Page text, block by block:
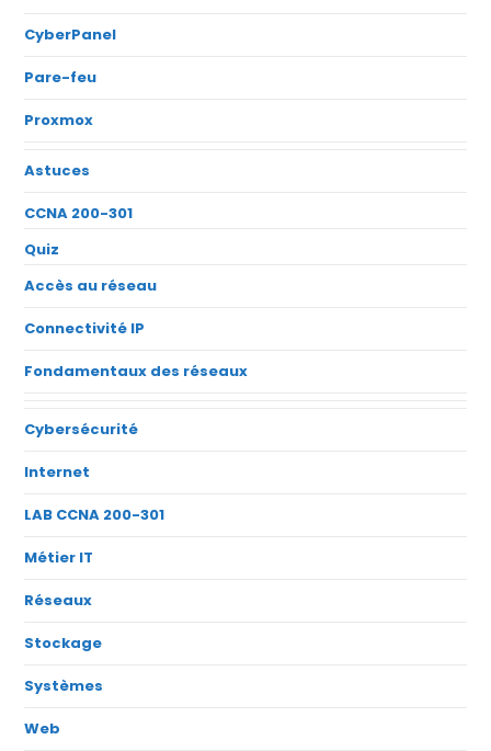
CyberPanel
Pare-feu
Proxmox
Astuces
CCNA 200-301
Quiz
Accès au réseau
Connectivité IP
Fondamentaux des réseaux
Cybersécurité
Internet
LAB CCNA 200-301
Métier IT
Réseaux
Stockage
Systèmes
Web